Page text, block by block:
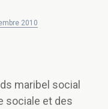
2010
maribel social
sociale et des